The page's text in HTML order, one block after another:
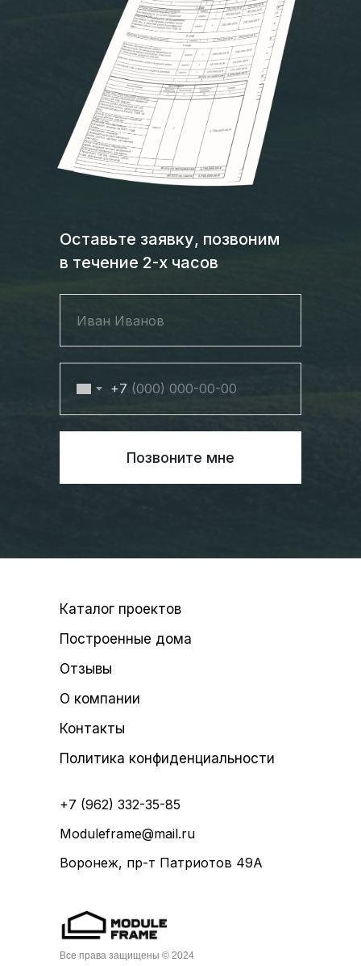
Оставьте заявку, позвоним
в течение 2-х часов
+7
Позвоните мне
Все права защищены © 2024
Каталог проектов
Построенные дома
Отзывы
О компании
Контакты
Политика конфиденциальности
+7 (962) 332-35-85
Moduleframe@mail.ru
Воронеж, пр-т Патриотов 49А